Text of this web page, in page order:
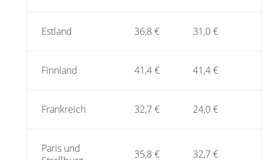
Estland 36,8 € 31,0 €
Finnland 41,4 € 41,4 €
Frankreich 32,7 € 24,0 €
Paris und
35,8 € 32,7 €